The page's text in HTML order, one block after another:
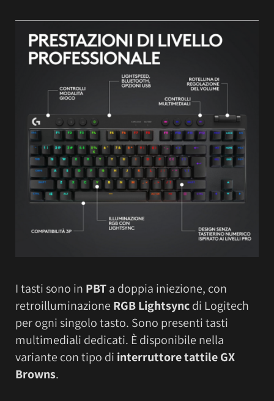
I tasti sono in PBTa doppia iniezione, con
retroilluminazione RGB Lightsyncdi Logitech
per ogni singolo tasto. Sono presenti tasti
multimediali dedicati. È disponibile nella
variante con tipo di interruttore tattile GX
Browns.